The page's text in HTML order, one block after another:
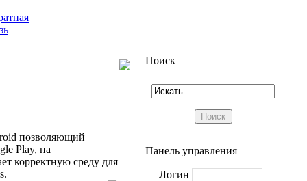
позволяющий
Play, на
корректную среду для
Поиск
Панель управления
Логин